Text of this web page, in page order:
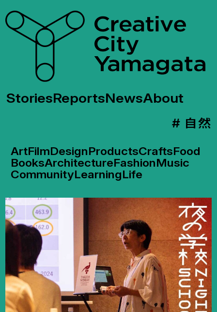
StoriesReportsNewsAbout
# 自然
ArtFilmDesignProductsCraftsFood
BooksArchitectureFashionMusic
CommunityLearningLife